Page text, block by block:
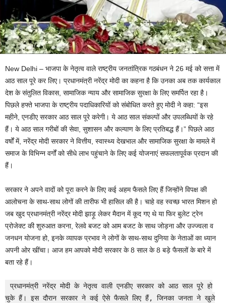
New Delhi – भाजपा के नेतृत्व वाले राष्ट्रीय जनतांत्रिक गठबंधन ने 26 मई को सत्ता में
आठ साल पूरे कर लिए। प्रधानमंत्री नरेंद्र मोदी का कहना है कि उनका अब तक कार्यकाल
देश के संतुलित विकास, सामाजिक न्याय और सामाजिक सुरक्षा के लिए समर्पित रहा है।
पिछले हफ्ते भाजपा के राष्ट्रीय पदाधिकारियों को संबोधित करते हुए मोदी ने कहा: “इस
महीने, एनडीए सरकार आठ साल पूरे करेगी। ये आठ साल संकल्पों और उपलब्धियों के रहे
हैं। ये आठ साल गरीबों की सेवा, सुशासन और कल्याण के लिए प्रतिबद्ध हैं।” पिछले आठ
वर्षों में, नरेंद्र मोदी सरकार ने वित्तीय, स्वास्थ्य देखभाल और सामाजिक सुरक्षा के मामले में
समाज के विभिन्न वर्गों को सीधे लाभ पहुंचाने के लिए कई योजनाएं सफलतापूर्वक प्रदान की
हैं।
सरकार ने अपने वादों को पूरा करने के लिए कई अहम फैसले लिए हैं जिन्होंने विपक्ष की
आलोचना के साथ-साथ लोगों की तारीफ भी हासिल की है। चाहे वह स्वच्छ भारत मिशन हो
जब खुद प्रधानमंत्री नरेंद्र मोदी झाड़ू लेकर मैदान में कूद गए थे या फिर बुलेट ट्रेन
प्रोजेक्ट की शुरुआत करना, रेलवे बजट को आम बजट के साथ जोड़ना और उज्ज्वला व
जनधन योजना हो, इनके व्यापक प्रभाव ने लोगों के साथ-साथ दुनिया के नेताओं का ध्यान
अपनी ओर खींचा। आज हम आपको मोदी सरकार के 8 साल के 8 बड़े फैसलों के बारे में
बता रहे हैं।
प्रधानमंत्री नरेंद्र मोदी के नेतृत्व वाली एनडीए सरकार को आठ साल पूरे हो
चुके हैं। इस दौरान सरकार ने कई ऐसे फैसले लिए हैं, जिनका जनता ने खुले